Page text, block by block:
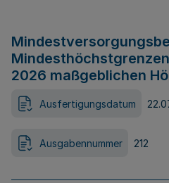
2026 maßgeblichen
Ausfertigungsdatum
Ausgabennummer 212